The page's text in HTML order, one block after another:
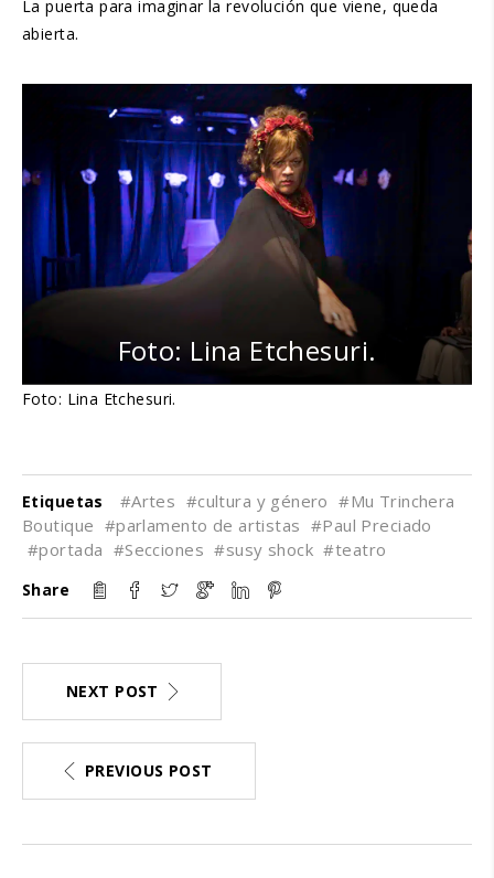
La puerta para imaginar la revolución que viene, queda
abierta.
Foto: Lina Etchesuri.
Foto: Lina Etchesuri.
Etiquetas #Artes #cultura y género #Mu Trinchera
Boutique #parlamento de artistas #Paul Preciado
#portada #Secciones #susy shock #teatro
Share
NEXT POST
PREVIOUS POST